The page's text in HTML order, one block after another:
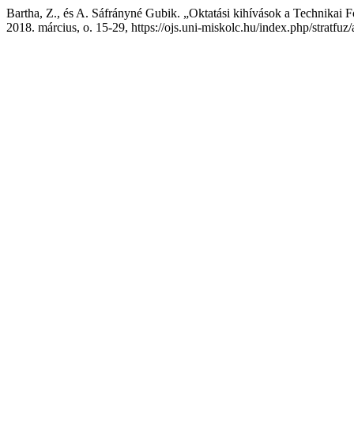
Bartha, Z., és A. Sáfrányné Gubik. „Oktatási kihívások a Technikai
2018. március, o. 15-29, https://ojs.uni-miskolc.hu/index.php/